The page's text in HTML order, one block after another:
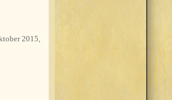
2015,